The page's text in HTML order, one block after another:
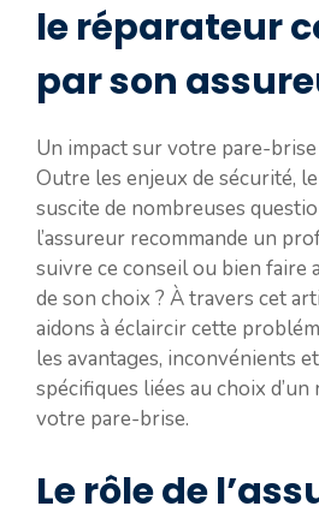
le réparateur
par son
Un impact sur votre pare-brise
Outre les enjeux de sécurité,
suscite de nombreuses
l’assureur recommande un
suivre ce conseil ou bien faire
de son choix ? À travers cet
aidons à éclaircir cette
les avantages, inconvénients
spécifiques liées au choix
votre pare-brise.
Le rôle de